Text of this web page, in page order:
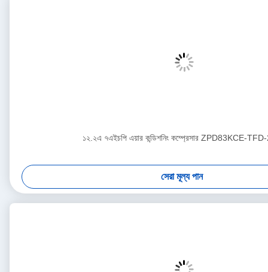
১২.২এ ৭এইচপি এয়ার কন্ডিশনিং কম্প্রেসার ZPD83KCE-
সেরা মূল্য পান